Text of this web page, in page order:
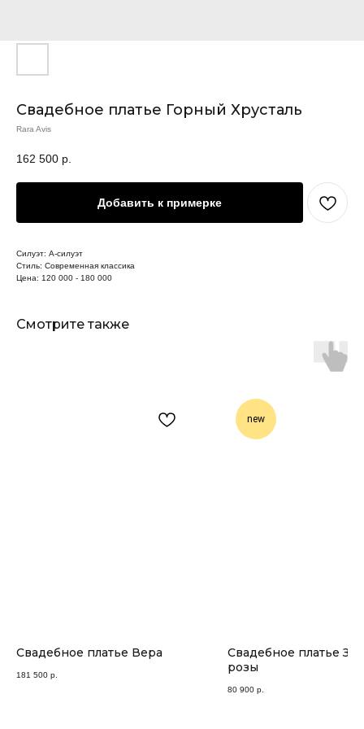
Свадебное платье Горный Хрусталь
Rara Avis
162 500 р.
Добавить к примерке
Силуэт: А-силуэт
Стиль: Современная классика
Цена: 120 000 - 180 000
Смотрите также
Свадебное платье Вера
181 500 р.
new
Свадебное платье
розы
80 900 р.